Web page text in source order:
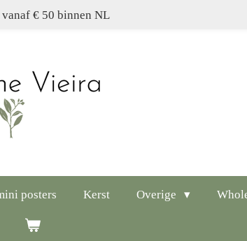
€ 50 binnen NL
posters Kerst Overige